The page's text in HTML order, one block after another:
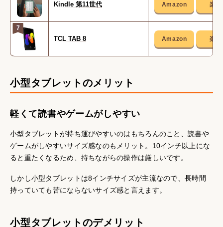
Kindle 第11世代
7
TCL TAB 8
小型タブレットのメリット
軽くて読書やゲームがしやすい
小型タブレットが持ち運びやすいのはもちろんのこと、読書や
ゲームがしやすいサイズ感なのもメリット。10インチ以上にな
ると重たくなるため、持ちながらの操作は厳しいです。
しかし小型タブレットは8インチサイズが主流なので、長時間
持っていても苦にならないサイズ感と言えます。
小型タブレットのデメリット